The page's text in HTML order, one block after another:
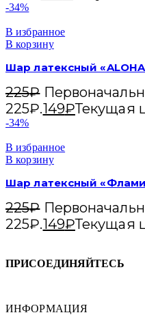
-34%
В избранное
В корзину
Шар латексный
225₽
225₽.149₽Текущая
-34%
В избранное
В корзину
Шар латексный
225₽
225₽.149₽Текущая
ПРИСОЕДИНЯЙТЕСЬ
ИНФОРМАЦИЯ